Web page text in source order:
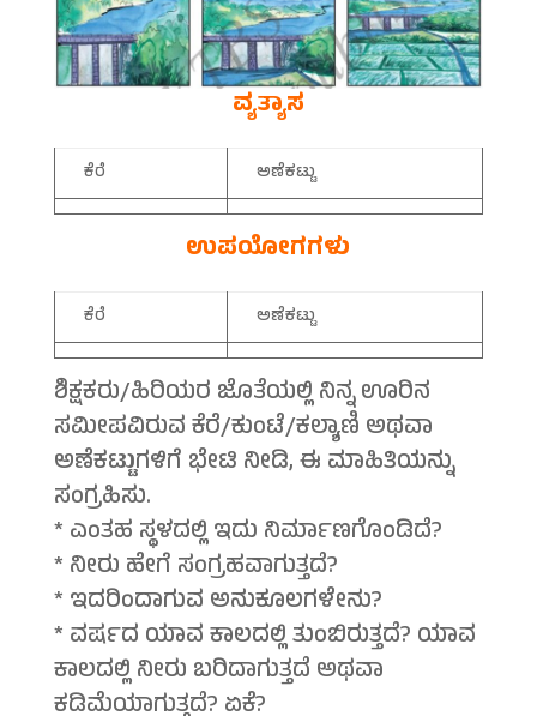
ವ್ಯತ್ಯಾಸ
ಕೆರೆ ಅಣೆಕಟ್ಟು
ಉಪಯೋಗಗಳು
ಕೆರೆ ಅಣೆಕಟ್ಟು
ಶಿಕ್ಷಕರು/ಹಿರಿಯರ ಜೊತೆಯಲ್ಲಿ ನಿನ್ನ ಊರಿನ
ಸಮೀಪವಿರುವ ಕೆರೆ/ಕುಂಟೆ/ಕಲ್ಯಾಣಿ ಅಥವಾ
ಅಣೆಕಟ್ಟುಗಳಿಗೆ ಭೇಟಿ ನೀಡಿ, ಈ ಮಾಹಿತಿಯನ್ನು
ಸಂಗ್ರಹಿಸು.
* ಎಂತಹ ಸ್ಥಳದಲ್ಲಿ ಇದು ನಿರ್ಮಾಣಗೊಂಡಿದೆ?
* ನೀರು ಹೇಗೆ ಸಂಗ್ರಹವಾಗುತ್ತದೆ?
* ಇದರಿಂದಾಗುವ ಅನುಕೂಲಗಳೇನು?
* ವರ್ಷದ ಯಾವ ಕಾಲದಲ್ಲಿ ತುಂಬಿರುತ್ತದೆ? ಯಾವ
ಕಾಲದಲ್ಲಿ ನೀರು ಬರಿದಾಗುತ್ತದೆ ಅಥವಾ
ಕಡಿಮೆಯಾಗುತ್ತದೆ? ಏಕೆ?